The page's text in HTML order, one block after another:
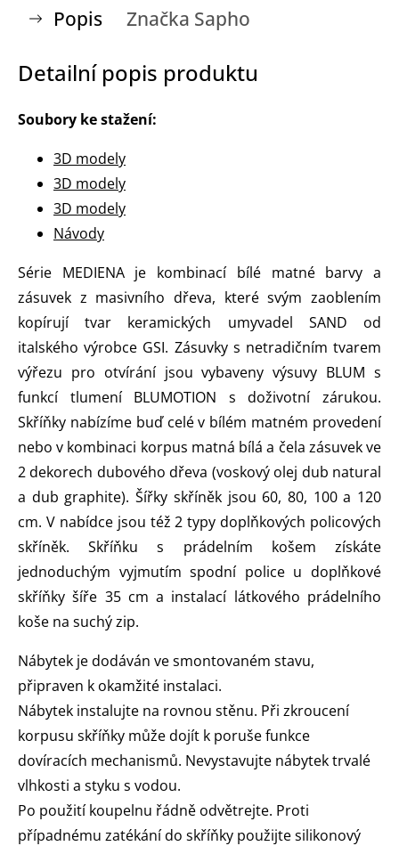
Popis Značka Sapho
Detailní popis produktu
Soubory ke stažení:
3D modely
3D modely
3D modely
Návody
Série MEDIENA je kombinací bílé matné barvy a
zásuvek z masivního dřeva, které svým zaoblením
kopírují tvar keramických umyvadel SAND od
italského výrobce GSI. Zásuvky s netradičním tvarem
výřezu pro otvírání jsou vybaveny výsuvy BLUM s
funkcí tlumení BLUMOTION s doživotní zárukou.
Skříňky nabízíme buď celé v bílém matném provedení
nebo v kombinaci korpus matná bílá a čela zásuvek ve
2 dekorech dubového dřeva (voskový olej dub natural
a dub graphite). Šířky skříněk jsou 60, 80, 100 a 120
cm. V nabídce jsou též 2 typy doplňkových policových
skříněk. Skříňku s prádelním košem získáte
jednoduchým vyjmutím spodní police u doplňkové
skříňky šíře 35 cm a instalací látkového prádelního
koše na suchý zip.
Nábytek je dodáván ve smontovaném stavu,
připraven k okamžité instalaci.
Nábytek instalujte na rovnou stěnu. Při zkroucení
korpusu skříňky může dojít k poruše funkce
dovíracích mechanismů. Nevystavujte nábytek trvalé
vlhkosti a styku s vodou.
Po použití koupelnu řádně odvětrejte. Proti
případnému zatékání do skříňky použijte silikonový